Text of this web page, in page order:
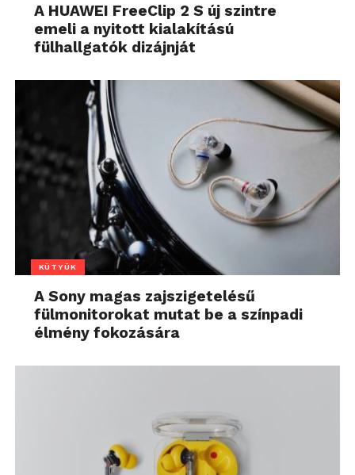
A HUAWEI FreeClip 2 S új szintre
emeli a nyitott kialakítású
fülhallgatók dizájnját
KÜTYÜK
A Sony magas zajszigetelésű
fülmonitorokat mutat be a színpadi
élmény fokozására